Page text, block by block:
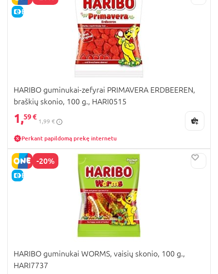
E-KAINA
HARIBO guminukai-zefyrai PRIMAVERA ERDBEEREN,
braškių skonio, 100 g., HARI0515
1,59 €
1,99 €
Perkant papildomą prekę internetu
-20%
E-KAINA
HARIBO guminukai WORMS, vaisių skonio, 100 g.,
HARI7737